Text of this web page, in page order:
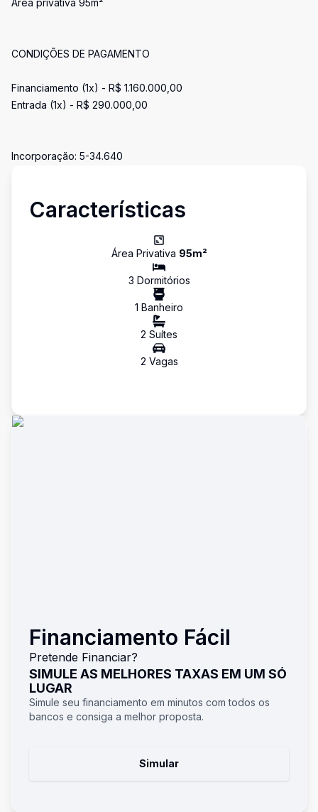
Área privativa 95m²
CONDIÇÕES DE PAGAMENTO
Financiamento (1x) - R$ 1.160.000,00
Entrada (1x) - R$ 290.000,00
Incorporação: 5-34.640
Características
Área Privativa 95m²
3 Dormitórios
1 Banheiro
2 Suítes
2 Vagas
Financiamento Fácil
Pretende Financiar?
SIMULE AS MELHORES TAXAS EM UM SÓ
LUGAR
Simule seu financiamento em minutos com todos os
bancos e consiga a melhor proposta.
Simular